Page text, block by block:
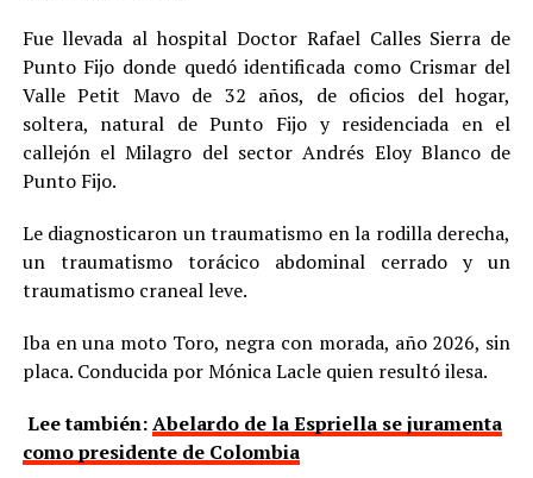
Fue llevada al hospital Doctor Rafael Calles Sierra de
Punto Fijo donde quedó identificada como Crismar del
Valle Petit Mavo de 32 años, de oficios del hogar,
soltera, natural de Punto Fijo y residenciada en el
callejón el Milagro del sector Andrés Eloy Blanco de
Punto Fijo.
Le diagnosticaron un traumatismo en la rodilla derecha,
un traumatismo torácico abdominal cerrado y un
traumatismo craneal leve.
Iba en una moto Toro, negra con morada, año 2026, sin
placa. Conducida por Mónica Lacle quien resultó ilesa.
Lee también:Abelardo de la Espriella se juramenta
como presidente de Colombia